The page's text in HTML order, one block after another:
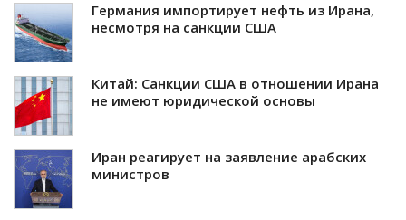
Германия импортирует нефть из Ирана,
несмотря на санкции США
Китай: Санкции США в отношении Ирана
не имеют юридической основы
Иран реагирует на заявление арабских
министров